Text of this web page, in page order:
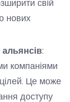
свій
нових
компаніями
Це може
доступу